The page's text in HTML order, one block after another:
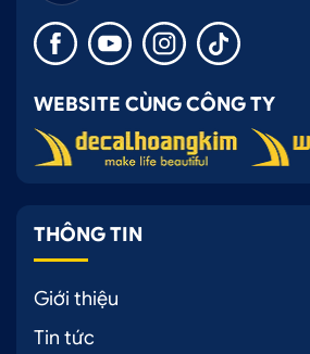
WEBSITE CÙNG CÔNG TY
THÔNG TIN
Giới thiệu
Tin tức